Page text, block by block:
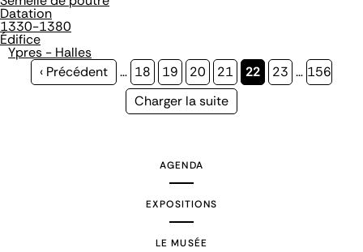
Datation
1330-1380
Édifice
Ypres - Halles
Page
‹ Précédent … Page
18 Page
19 Page
20 Page
21
Page
22 Page
23 … Page
156
Page
Charger la suite
AGENDA
EXPOSITIONS
LE MUSÉE